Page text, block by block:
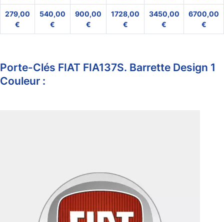
279,00
€
540,00
€
900,00
€
1728,00
€
3450,00
€
6700,00
€
Porte-Clés FIAT FIA137S. Barrette Design 1
Couleur :